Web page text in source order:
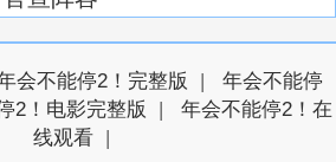
会不能停2！完整版
年会不能停
2！电影完整版
年会不能停2！在
线观看